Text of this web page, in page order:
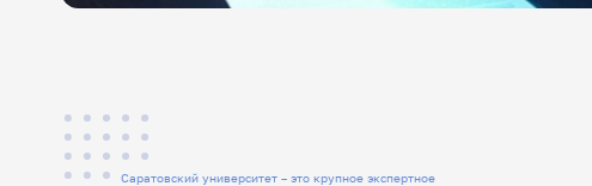
Саратовский университет – это крупное экспертное